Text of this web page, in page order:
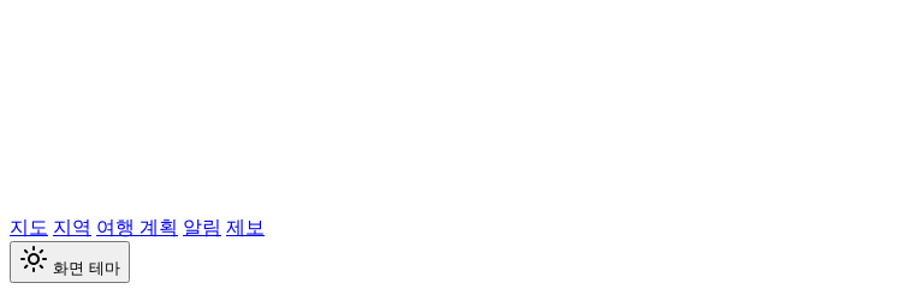
지도 지역 여행 계획 알림 제보
화면 테마